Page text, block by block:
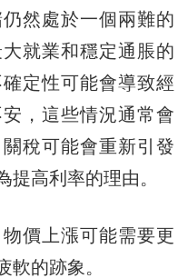
然處於一個兩難的
就業和穩定通脹的
定性可能會導致經
，這些情況通常會
稅可能會重新引發
提高利率的理由。
價上漲可能需要更
軟的跡象。